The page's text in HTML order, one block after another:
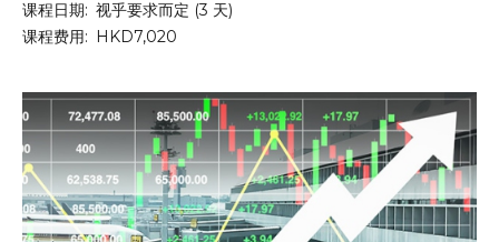
课程日期: 视乎要求而定 (3 天)
课程费用: HKD7,020